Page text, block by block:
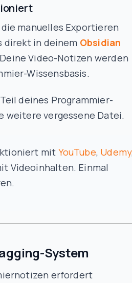
manuelles Exportieren
direkt in deinem Obsidian
Video-Notizen werden
Wissensbasis.
deines Programmier-
weitere vergessene Datei.
mit YouTube, Udemy
Videoinhalten. Einmal
System
erfordert